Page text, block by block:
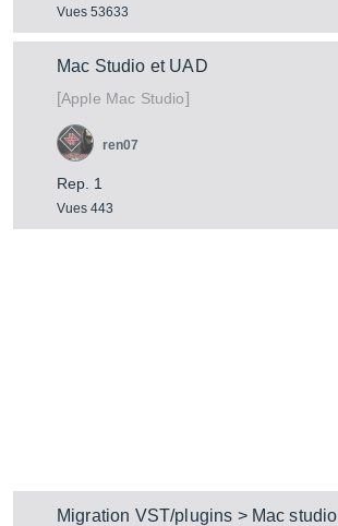
Vues 53633
Mac Studio et UAD
[Apple Mac Studio]
Rep. 1
Vues 443
ren07
Migration VST/plugins > Mac studio